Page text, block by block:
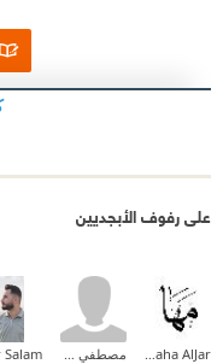
على رفوف الأبجديين